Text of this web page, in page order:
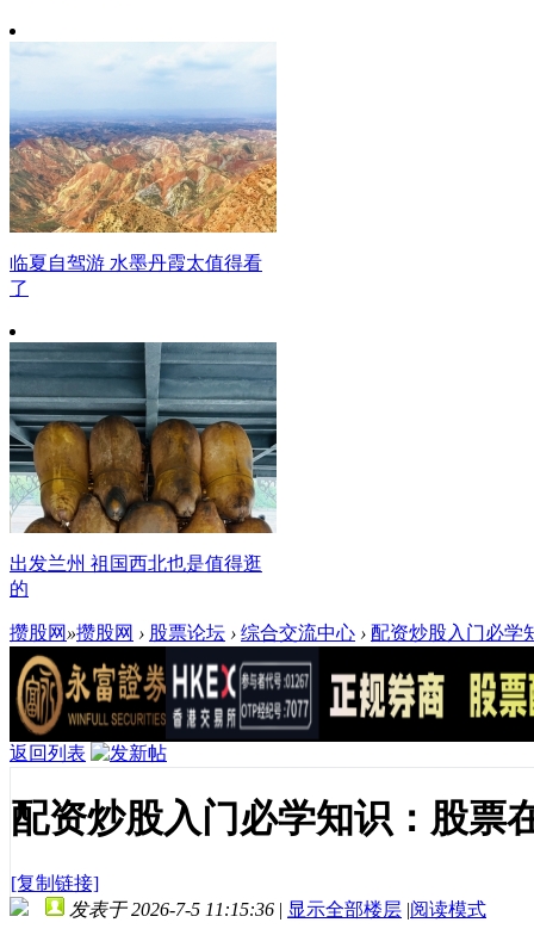
临夏自驾游 水墨丹霞太值得看
了
出发兰州 祖国西北也是值得逛
的
攒股网 »攒股网 › 股票论坛 › 综合交流中心 › 配资炒股入门必学
返回列表
配资炒股入门必学知识：股票
[复制链接]
发表于 2026-7-5 11:15:36 | 显示全部楼层 |阅读模式